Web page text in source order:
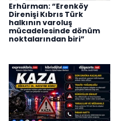
Erhürman: “Erenköy
Direnişi Kıbrıs Türk
halkının varoluş
mücadelesinde dönüm
noktalarından biri”